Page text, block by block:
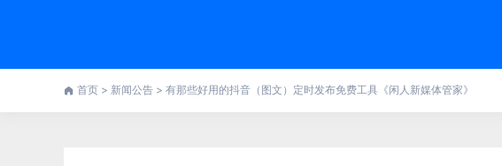
首页 > 新闻公告 > 有那些好用的抖音（图文）定时发布免费工具《闲人新媒体管家》